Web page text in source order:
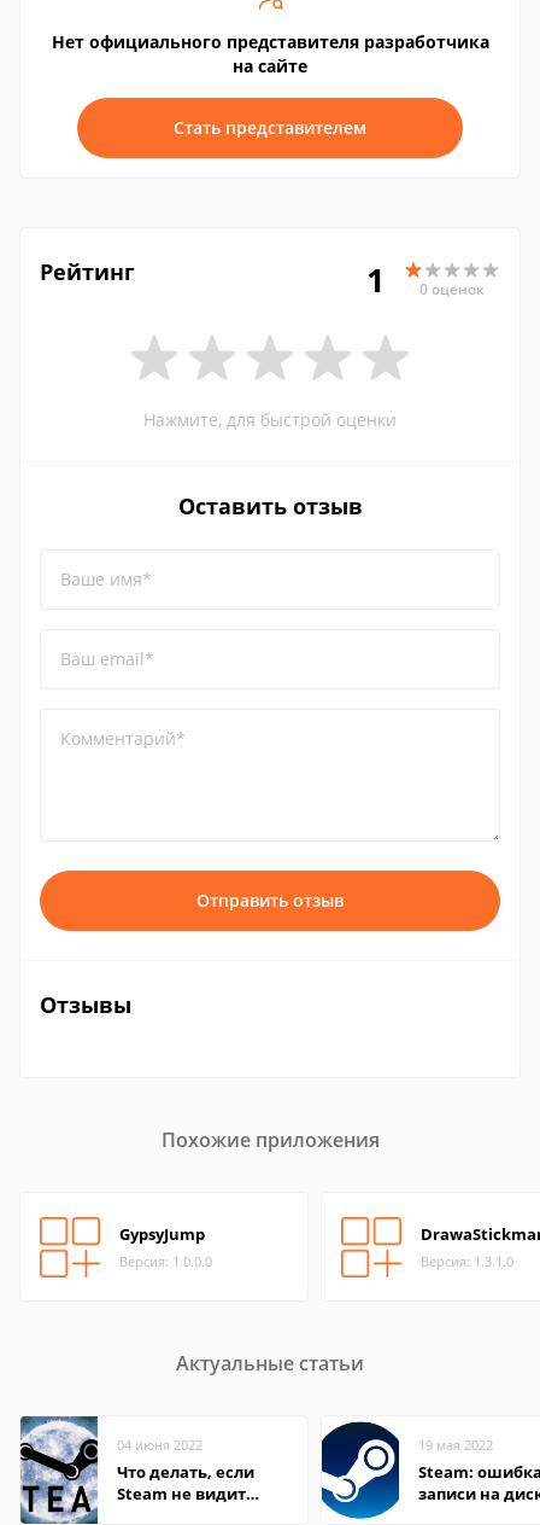
Нет официального представителя разработчика
на сайте
Стать представителем
Рейтинг 1 0 оценок
Нажмите, для быстрой оценки
Оставить отзыв
Ваше имя*
Ваш email*
Комментарий*
Отправить отзыв
Отзывы
Похожие приложения
GypsyJump
Версия: 1.0.0.0 Версия: 1.3.1.0
Актуальные статьи
04 июня 2022
Что делать, если
Steam не видит
19 мая 2022
Steam:
записи на